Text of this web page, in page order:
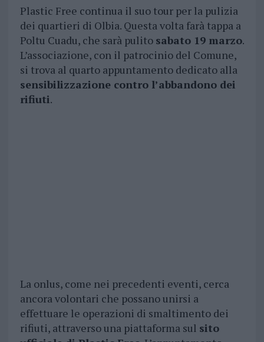
Plastic Free continua il suo tour per la pulizia
dei quartieri di Olbia. Questa volta farà tappa a
Poltu Cuadu, che sarà pulito sabato 19 marzo.
L’associazione, con il patrocinio del Comune,
si trova al quarto appuntamento dedicato alla
sensibilizzazione contro l’abbandono dei
rifiuti.
La onlus, come nei precedenti eventi, cerca
ancora volontari che possano unirsi a
effettuare le operazioni di smaltimento dei
rifiuti, attraverso una piattaforma sul sito